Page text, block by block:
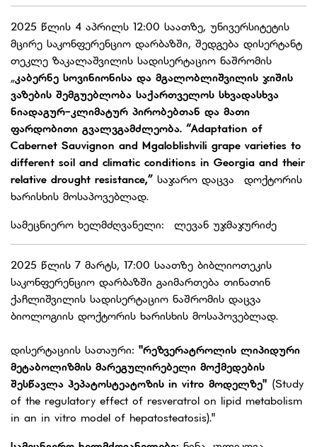
2025 წლის 4 აპრილს 12:00 საათზე, უნივერსიტეტის
მცირე საკონფერენციო დარბაზში, შედგება დისერტანტ
თეკლე ზაკალაშვილის სადისერტაციო ნაშრომის
„კაბერნე სოვინიონისა და მგალობლიშვილის ჯიშის
ვაზების შემგუებლობა საქართველოს სხვადასხვა
ნიადაგურ-კლიმატურ პირობებთან და მათი
ფარდობითი გვალვგამძლეობა. “Adaptation of
Cabernet Sauvignon and Mgaloblishvili grape varieties to
different soil and climatic conditions in Georgia and their
relative drought resistance,” საჯარო დაცვა დოქტორის
ხარისხის მოსაპოვებლად.
სამეცნიერო ხელმძღვანელი: ლევან უჯმაჯურიძე
2025 წლის 7 მარტს, 17:00 საათზე ბიბლიოთეკის
საკონფერენციო დარბაზში გაიმართება თინათინ
ქაჩლიშვილის სადისერტაციო ნაშრომის დაცვა
ბიოლოგიის დოქტორის ხარისხის მოსაპოვებლად.
დისერტაციის სათაური: "რეზვერატროლის ლიპიდური
მეტაბოლიზმის მარეგულირებელი მოქმედების
შესწავლა ჰეპატოსტეატოზის in vitro მოდელზე" (Study
of the regulatory effect of resveratrol on lipid metabolism
in an in vitro model of hepatosteatosis)."